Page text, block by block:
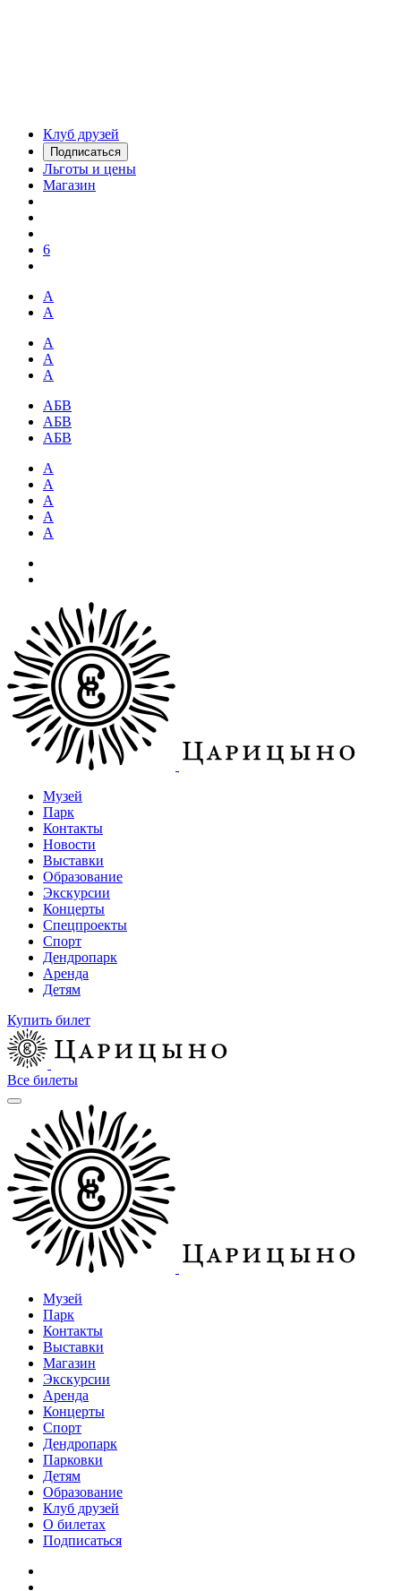
Клуб друзей
Подписаться
Льготы и цены
Магазин
6
А
А
А
А
А
АБВ
АБВ
АБВ
А
А
А
А
А
Музей
Парк
Контакты
Новости
Выставки
Образование
Экскурсии
Концерты
Спецпроекты
Спорт
Дендропарк
Аренда
Детям
Купить билет
Все билеты
Музей
Парк
Контакты
Выставки
Магазин
Экскурсии
Аренда
Концерты
Спорт
Дендропарк
Парковки
Детям
Образование
Клуб друзей
О билетах
Подписаться